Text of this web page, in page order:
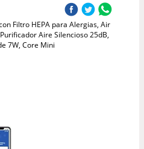
Filtro HEPA para Alergias, Air
Aire Silencioso 25dB,
7W, Core Mini